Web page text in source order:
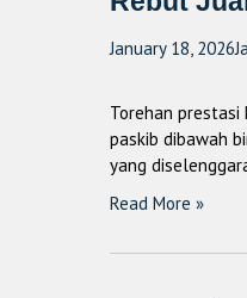
January 18, 2026
Torehan prestasi
paskib dibawah
yang
Read More »